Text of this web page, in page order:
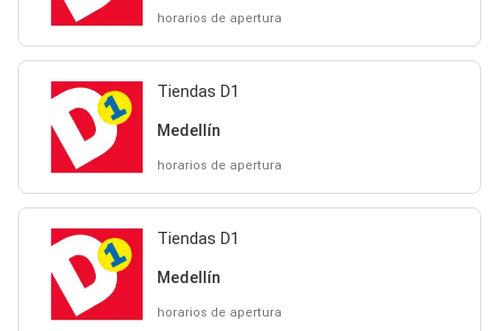
horarios de apertura
Tiendas D1
Medellín
horarios de apertura
Tiendas D1
Medellín
horarios de apertura